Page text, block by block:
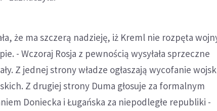
że ma szczerą nadzieję, iż Kreml nie rozpęta
- Wczoraj Rosja z pewnością wysyłała sprzeczne
Z jednej strony władze ogłaszają wycofanie wojsk
Z drugiej strony Duma głosuje za formalnym
Doniecka i Ługańska za niepodległe republiki -